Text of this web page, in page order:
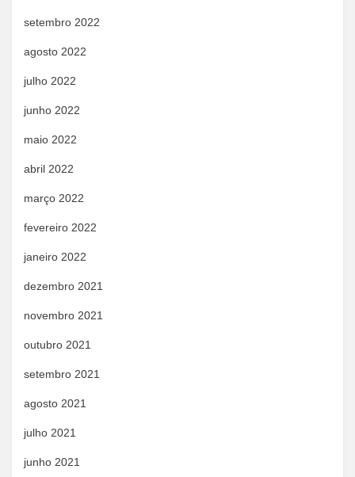
setembro 2022
agosto 2022
julho 2022
junho 2022
maio 2022
abril 2022
março 2022
fevereiro 2022
janeiro 2022
dezembro 2021
novembro 2021
outubro 2021
setembro 2021
agosto 2021
julho 2021
junho 2021